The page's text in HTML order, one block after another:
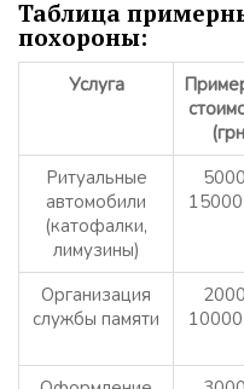
Таблица
похороны:
Услуга
Ритуальные
автомобили
(катофалки,
лимузины)
15000
Организация
службы памяти
10000